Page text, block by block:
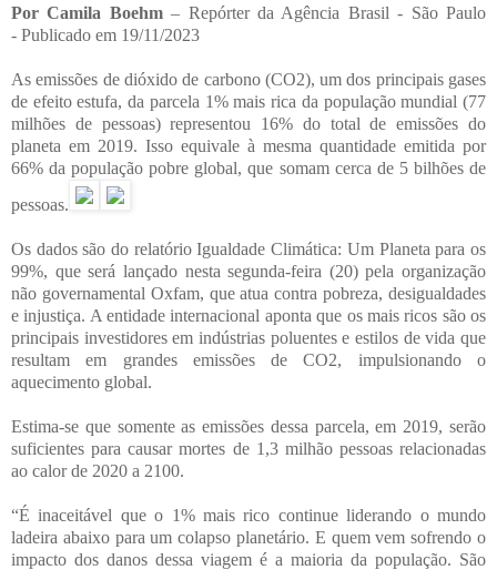
Por Camila Boehm– Repórter da Agência Brasil - São Paulo
- Publicado em 19/11/2023
As emissões de dióxido de carbono (CO2), um dos principais gases
de efeito estufa, da parcela 1% mais rica da população mundial (77
milhões de pessoas) representou 16% do total de emissões do
planeta em 2019. Isso equivale à mesma quantidade emitida por
66% da população pobre global, que somam cerca de 5 bilhões de
pessoas.
Os dados são do relatório Igualdade Climática: Um Planeta para os
99%, que será lançado nesta segunda-feira (20) pela organização
não governamental Oxfam, que atua contra pobreza, desigualdades
e injustiça. A entidade internacional aponta que os mais ricos são os
principais investidores em indústrias poluentes e estilos de vida que
resultam em grandes emissões de CO2, impulsionando o
aquecimento global.
Estima-se que somente as emissões dessa parcela, em 2019, serão
suficientes para causar mortes de 1,3 milhão pessoas relacionadas
ao calor de 2020 a 2100.
“É inaceitável que o 1% mais rico continue liderando o mundo
ladeira abaixo para um colapso planetário. E quem vem sofrendo o
impacto dos danos dessa viagem é a maioria da população. São